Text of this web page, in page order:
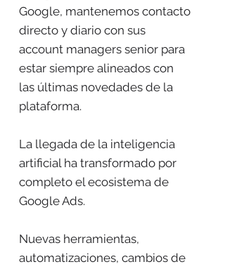
Google, mantenemos contacto
directo y diario con sus
account managers senior para
estar siempre alineados con
las últimas novedades de la
plataforma.
La llegada de la inteligencia
artificial ha transformado por
completo el ecosistema de
Google Ads.
Nuevas herramientas,
automatizaciones, cambios de